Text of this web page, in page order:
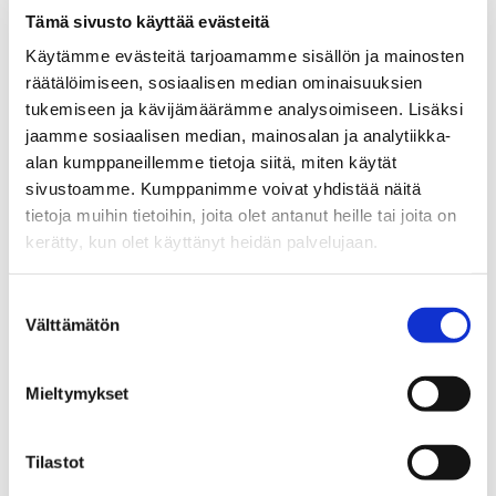
Tämä sivusto käyttää evästeitä
Käytämme evästeitä tarjoamamme sisällön ja mainosten
räätälöimiseen, sosiaalisen median ominaisuuksien
tukemiseen ja kävijämäärämme analysoimiseen. Lisäksi
jaamme sosiaalisen median, mainosalan ja analytiikka-
alan kumppaneillemme tietoja siitä, miten käytät
sivustoamme. Kumppanimme voivat yhdistää näitä
tietoja muihin tietoihin, joita olet antanut heille tai joita on
kerätty, kun olet käyttänyt heidän palvelujaan.
valinta
Välttämätön
Mieltymykset
Tilastot
Ja­net­te Hil­tu­nen
Luon­to­lii­kun­ta­koor­di­naat­to­ri
044 413 8213
ja­net­te.hil­tu­nen@juu­pa­jo­ki.fi
Me­lon­ta­ret­ki 3.8.
Ikä­ra­ja: 12 vuot­ta. Tätä nuo­rem­mat vain van­hem­man
vas­tuul­la.
Läh­dem­me liik­keel­le Kop­sa­mon ui­ma­ran­nan vie­res­sä